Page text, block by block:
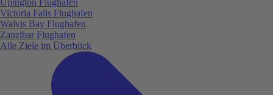
Victoria Falls Flughafen
Walvis Bay Flughafen
Zanzibar Flughafen
Alle Ziele im Überblick